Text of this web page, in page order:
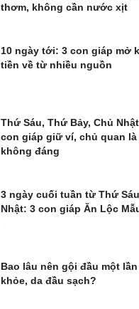
thơm, không cần nước xịt
10 ngày tới: 3 con giáp mở
tiền về từ nhiều nguồn
Thứ Sáu, Thứ Bảy, Chủ
con giáp giữ ví, chủ quan là
không đáng
3 ngày cuối tuần từ Thứ
Nhật: 3 con giáp Ăn Lộc
Bao lâu nên gội đầu một
khỏe, da đầu sạch?